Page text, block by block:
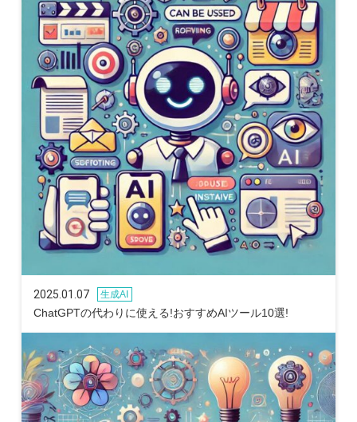
2025.01.07 生成AI
ChatGPTの代わりに使える!おすすめAIツール10選!